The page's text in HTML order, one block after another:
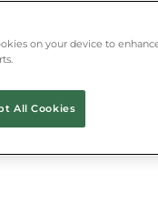
on your device to
All Cookies